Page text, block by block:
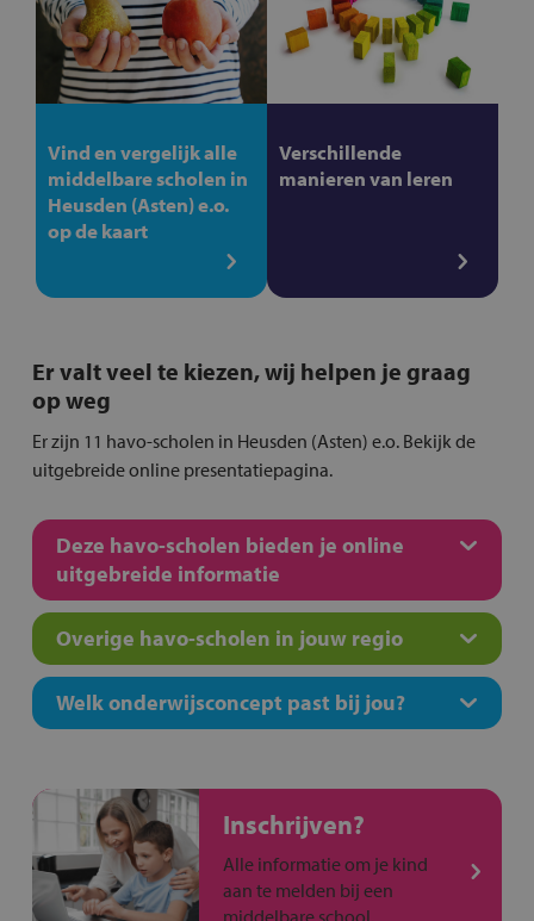
Vind en vergelijk alle
middelbare scholen in
Heusden (Asten) e.o.
op de kaart
Verschillende
manieren van leren
Er valt veel te kiezen, wij helpen je graag
op weg
Er zijn 11 havo-scholen in Heusden (Asten) e.o. Bekijk de
uitgebreide online presentatiepagina.
Deze havo-scholen bieden je online
uitgebreide informatie
Overige havo-scholen in jouw regio
Welk onderwijsconcept past bij jou?
Inschrijven?
Alle informatie om je kind
aan te melden bij een
middelbare school.